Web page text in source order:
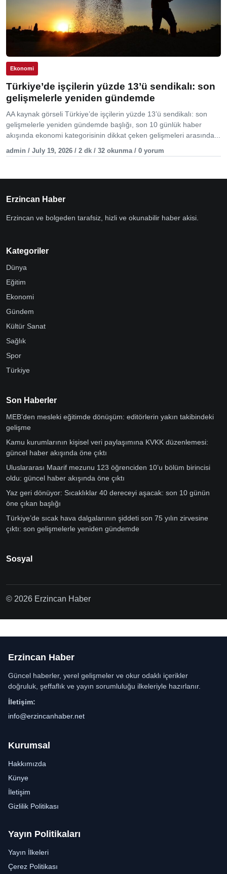
Ekonomi
Türkiye’de işçilerin yüzde 13’ü sendikalı: son
gelişmelerle yeniden gündemde
AA kaynak görseli Türkiye’de işçilerin yüzde 13’ü sendikalı: son
gelişmelerle yeniden gündemde başlığı, son 10 günlük haber
akışında ekonomi kategorisinin dikkat çeken gelişmeleri arasında...
admin / July 19, 2026 / 2 dk / 32 okunma / 0 yorum
Erzincan Haber
Erzincan ve bolgeden tarafsiz, hizli ve okunabilir haber akisi.
Kategoriler
Dünya
Eğitim
Ekonomi
Gündem
Kültür Sanat
Sağlık
Spor
Türkiye
Son Haberler
MEB’den mesleki eğitimde dönüşüm: editörlerin yakın takibindeki
gelişme
Kamu kurumlarının kişisel veri paylaşımına KVKK düzenlemesi:
güncel haber akışında öne çıktı
Uluslararası Maarif mezunu 123 öğrenciden 10’u bölüm birincisi
oldu: güncel haber akışında öne çıktı
Yaz geri dönüyor: Sıcaklıklar 40 dereceyi aşacak: son 10 günün
öne çıkan başlığı
Türkiye’de sıcak hava dalgalarının şiddeti son 75 yılın zirvesine
çıktı: son gelişmelerle yeniden gündemde
Sosyal
© 2026 Erzincan Haber
Erzincan Haber
Güncel haberler, yerel gelişmeler ve okur odaklı içerikler
doğruluk, şeffaflık ve yayın sorumluluğu ilkeleriyle hazırlanır.
İletişim:
info@erzincanhaber.net
Kurumsal
Hakkımızda
Künye
İletişim
Gizlilik Politikası
Yayın Politikaları
Yayın İlkeleri
Çerez Politikası